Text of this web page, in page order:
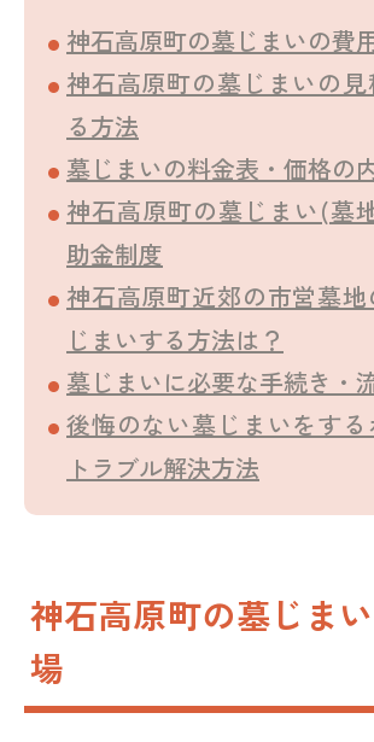
神石高原町の墓じまいの費
神石高原町の墓じまいの
る方法
墓じまいの料金表・価格の
神石高原町の墓じまい(墓
助金制度
神石高原町近郊の市営墓
じまいする方法は？
墓じまいに必要な手続き・
後悔のない墓じまいをする
トラブル解決方法
神石高原町の墓じま
場